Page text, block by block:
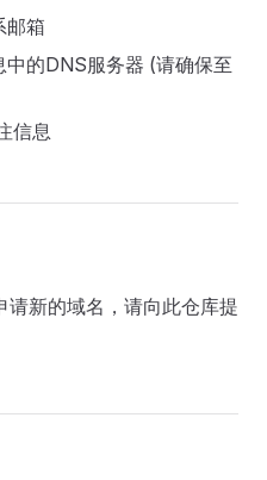
邮箱
的DNS服务器 (请确保至
信息
新的域名，请向此仓库提